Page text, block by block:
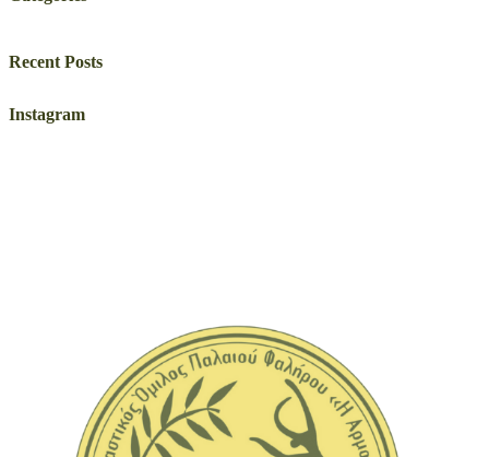
Recent Posts
Instagram